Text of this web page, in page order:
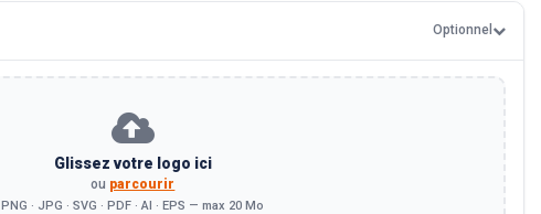
Optionnel
Glissez votre logo ici
ou parcourir
PNG · JPG · SVG · PDF · AI · EPS — max 20 Mo